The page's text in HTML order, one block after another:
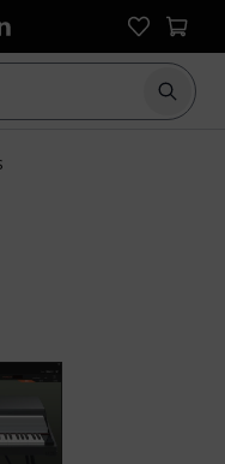
Iniciar
de clientes